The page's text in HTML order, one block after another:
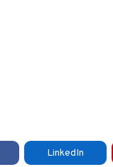
LinkedIn